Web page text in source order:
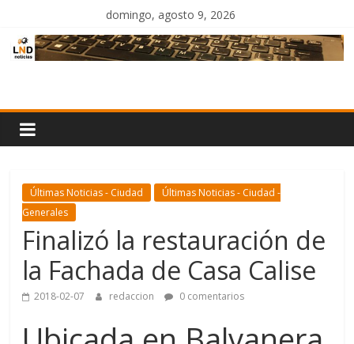
contenido
domingo, agosto 9, 2026
Noticias
Últimas Noticias - Ciudad
Últimas Noticias - Ciudad -
Generales
Finalizó la restauración de
la Fachada de Casa Calise
2018-02-07 redaccion 0 comentarios